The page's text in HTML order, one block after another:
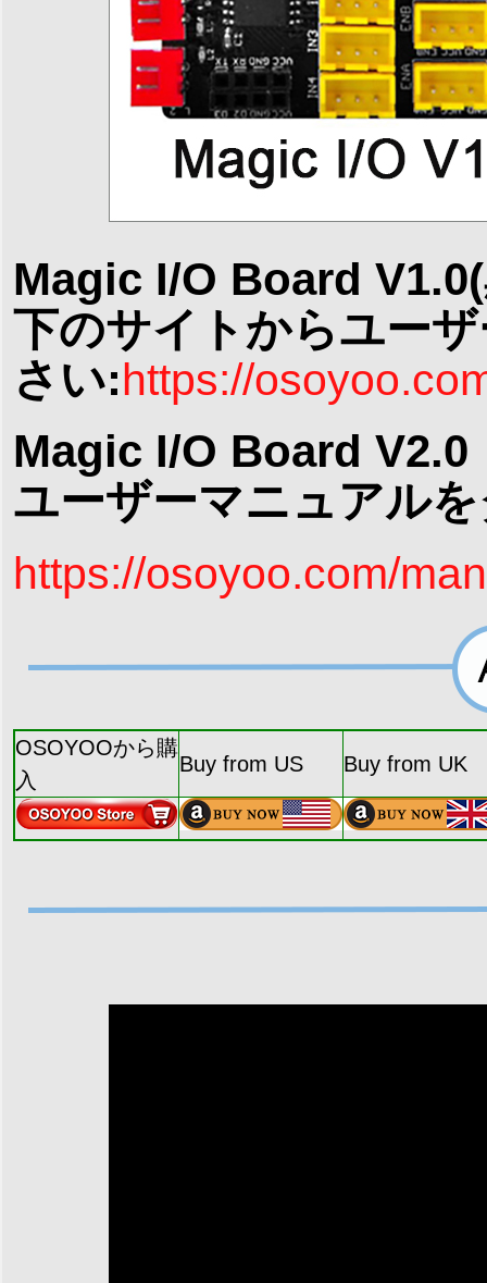
Magic I/O Board
下のサイトからユー
さい:https://
Magic I/O Board V2.0
ユーザーマニュアル
https://osoyoo.com/
OSOYOOから購
入
Buy from US Buy from UK